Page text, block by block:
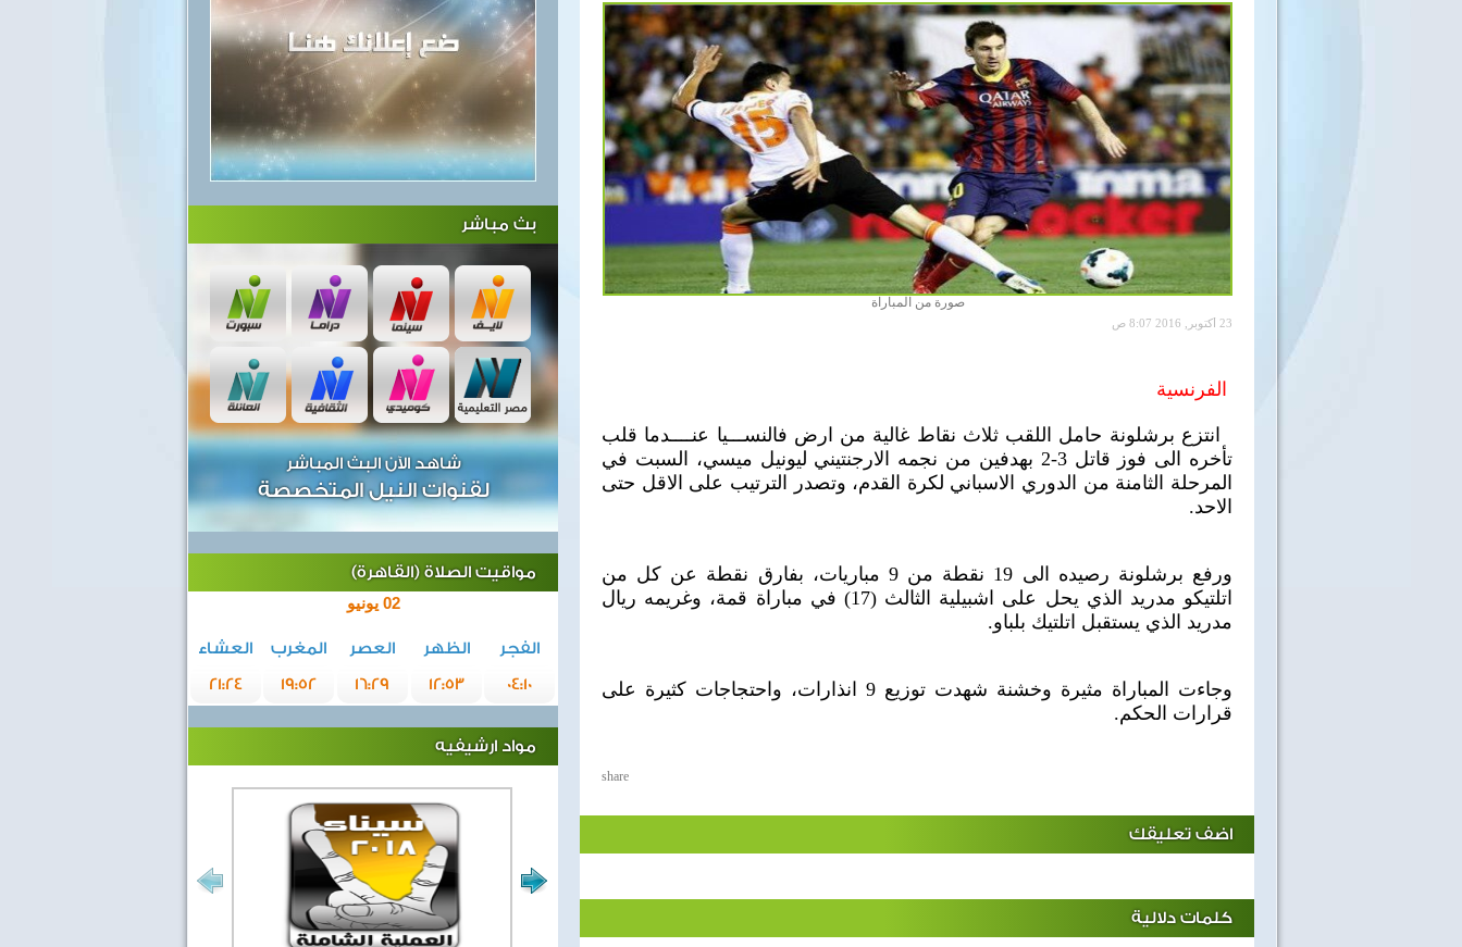
صورة من المباراة
23 أكتوبر, 2016 8:07 ص
الفرنسية
انتزع برشلونة حامل اللقب ثلاث نقاط غالية من ارض فالنســـيا عنــــدما قلب
تأخره الى فوز قاتل 3-2 بهدفين من نجمه الارجنتيني ليونيل ميسي، السبت في
المرحلة الثامنة من الدوري الاسباني لكرة القدم، وتصدر الترتيب على الاقل حتى
الاحد.
ورفع برشلونة رصيده الى 19 نقطة من 9 مباريات، بفارق نقطة عن كل من
اتلتيكو مدريد الذي يحل على اشبيلية الثالث (17) في مباراة قمة، وغريمه ريال
مدريد الذي يستقبل اتلتيك بلباو.
وجاءت المباراة مثيرة وخشنة شهدت توزيع 9 انذارات، واحتجاجات كثيرة على
قرارات الحكم.
share
اضف تعليقك
كلمات دلالية
بث مباشر
شاهد الآن البث المباشر
لقنوات النيل المتخصصة
مواقيت الصلاة (القاهرة)
02 يونيو
الفجر الظهر العصر المغرب
العشاء
04:10
12:53
16:29
19:52
21:24
مواد ارشيفيه